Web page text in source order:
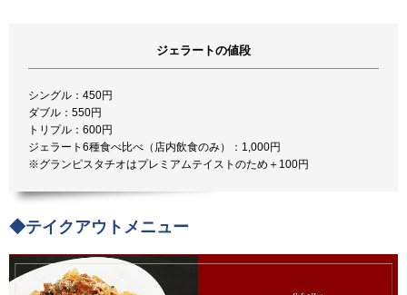
ジェラートの値段
シングル：450円
ダブル：550円
トリプル：600円
ジェラート6種食べ比べ（店内飲食のみ）：1,000円
※グランピスタチオはプレミアムテイストのため＋100円
◆テイクアウトメニュー